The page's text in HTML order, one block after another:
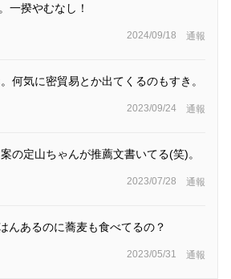
一揆やむなし！
2024/09/18 通報
何気に密貿易とか出てくるのもすき。
2023/09/24 通報
の定山ちゃんが推薦文書いてる(笑)。
2023/07/28 通報
んあるのに蕎麦も食べてるの？
2023/05/31 通報